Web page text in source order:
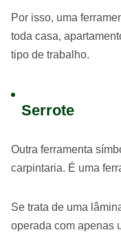
Por isso, uma
toda casa,
tipo de trabalho.
Serrote
Outra ferramenta
carpintaria. É uma
Se trata de uma
operada com apenas